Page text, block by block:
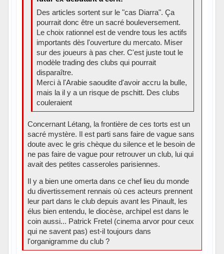
Des articles sortent sur le "cas Diarra". Ça
pourrait donc être un sacré bouleversement.
Le choix rationnel est de vendre tous les actifs
importants dès l'ouverture du mercato. Miser
sur des joueurs à pas cher. C'est juste tout le
modèle trading des clubs qui pourrait
disparaître.
Merci à l'Arabie saoudite d'avoir accru la bulle,
mais la il y a un risque de pschitt. Des clubs
couleraient
Concernant Létang, la frontière de ces torts est un
sacré mystère. Il est parti sans faire de vague sans
doute avec le gris chèque du silence et le besoin de
ne pas faire de vague pour retrouver un club, lui qui
avait des petites casseroles parisiennes.
Il y a bien une omerta dans ce chef lieu du monde
du divertissement rennais où ces acteurs prennent
leur part dans le club depuis avant les Pinault, les
élus bien entendu, le diocèse, archipel est dans le
coin aussi... Patrick Fretel (cinema arvor pour ceux
qui ne savent pas) est-il toujours dans
l'organigramme du club ?